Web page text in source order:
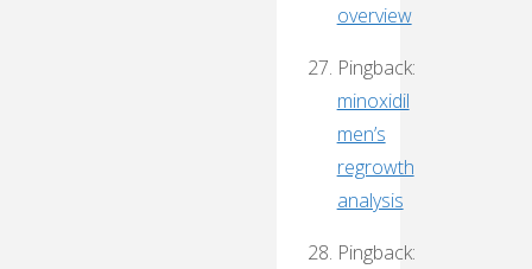
overview
Pingback:
minoxidil
men’s
regrowth
analysis
Pingback: